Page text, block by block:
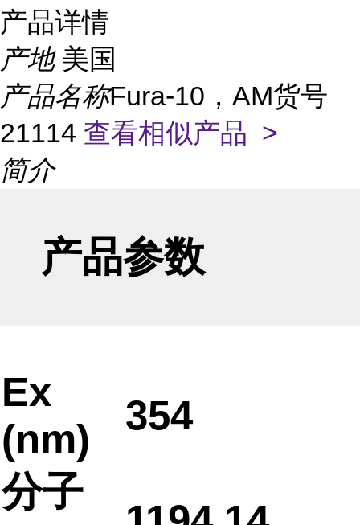
产品详情
产地 美国
产品名称Fura-10，AM货号
21114 查看相似产品 >
简介
产品参数
Ex
(nm)
354
分子